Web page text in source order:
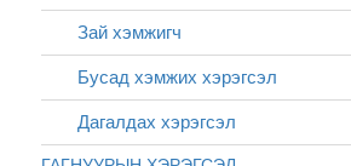
Зай хэмжигч
Бусад хэмжих хэрэгсэл
Дагалдах хэрэгсэл